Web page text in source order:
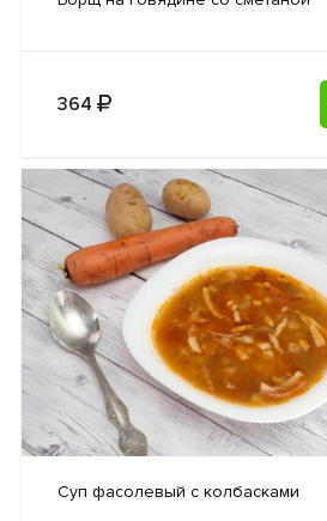
364
Суп фасолевый с колбасками